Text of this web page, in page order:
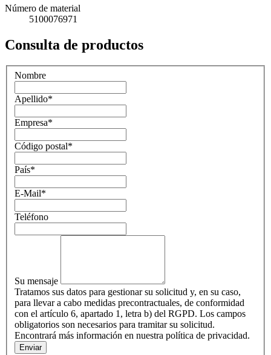
Número de material
5100076971
Consulta de productos
Nombre
Apellido*
Empresa*
Código postal*
País*
E-Mail*
Teléfono
Su mensaje
Tratamos sus datos para gestionar su solicitud y, en su caso,
para llevar a cabo medidas precontractuales, de conformidad
con el artículo 6, apartado 1, letra b) del RGPD. Los campos
obligatorios son necesarios para tramitar su solicitud.
Encontrará más información en nuestra política de privacidad.
Enviar